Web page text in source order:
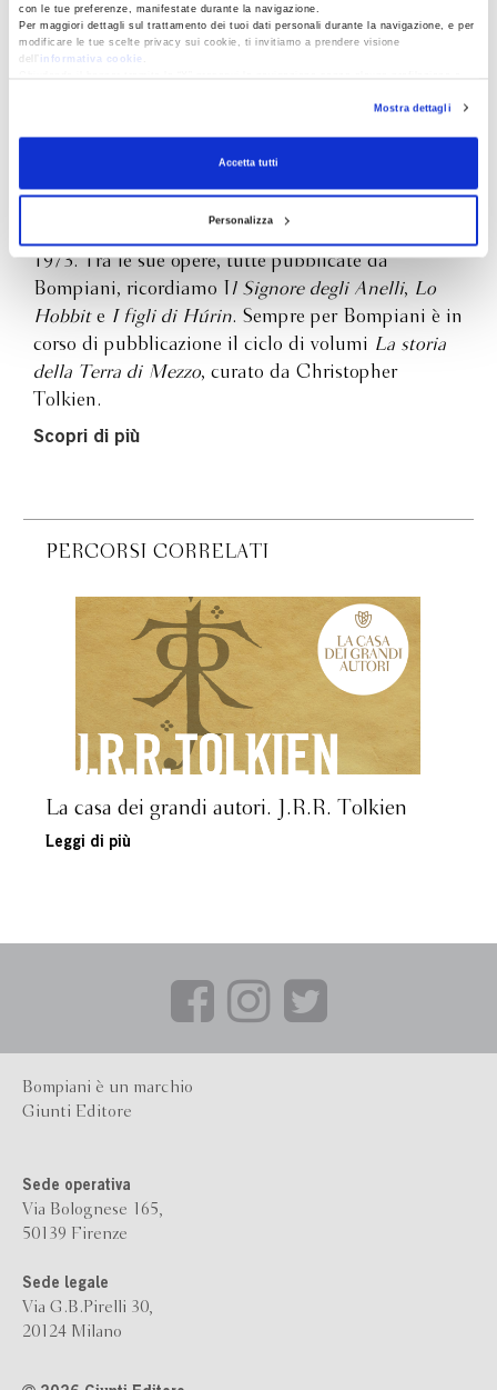
con le tue preferenze, manifestate durante la navigazione.
Per maggiori dettagli sul trattamento dei tuoi dati personali durante la navigazione, e per
modificare le tue scelte privacy sui cookie, ti invitiamo a prendere visione
dell’
informativa cookie
RevocaMostra dettagli
Accetta tutti
Personalizza
1973. Tra le sue opere, tutte pubblicate da
Bompiani, ricordiamo I
l Signore degli Anelli, Lo
Hobbite I figli di Húrin. Sempre per Bompiani è in
corso di pubblicazione il ciclo di volumi La storia
della Terra di Mezzo, curato da Christopher
Tolkien.
Scopri di più
PERCORSI CORRELATI
La casa dei grandi autori. J.R.R. Tolkien
Leggi di più
Bompiani è un marchio
Giunti Editore
Sede operativa
Via Bolognese 165,
50139 Firenze
Sede legale
Via G.B.Pirelli 30,
20124 Milano